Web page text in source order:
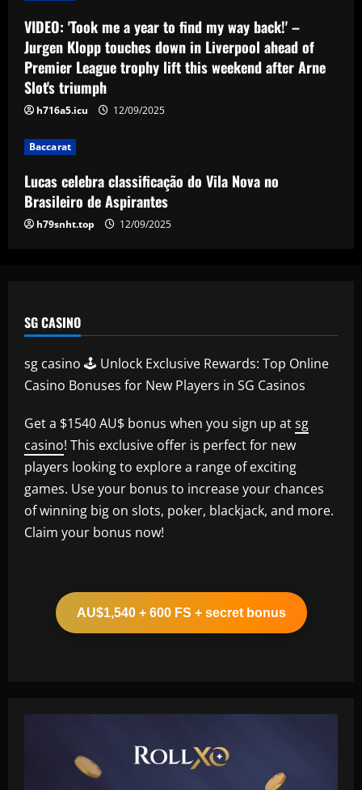
4
Lucas celebra classificação do Vila Nova
no Brasileiro de Aspirantes
12/09/2025
5
Baccarat
with sensational Cristiano Ronaldo
move
VIDEO: 'Took me a year to find my way back!' –
Jurgen Klopp touches down in Liverpool ahead of
Premier League trophy lift this weekend after Arne
Slot's triumph
h716a5.icu 12/09/2025
Baccarat
Lucas celebra classificação do Vila Nova no
Brasileiro de Aspirantes
h79snht.top 12/09/2025
SG CASINO
sg casino 🕹️ Unlock Exclusive Rewards: Top Online
Casino Bonuses for New Players in SG Casinos
Get a $1540 AU$ bonus when you sign up atsg
casino! This exclusive offer is perfect for new
players looking to explore a range of exciting
games. Use your bonus to increase your chances
of winning big on slots, poker, blackjack, and more.
Claim your bonus now!
AU$1,540 + 600 FS + secret bonus